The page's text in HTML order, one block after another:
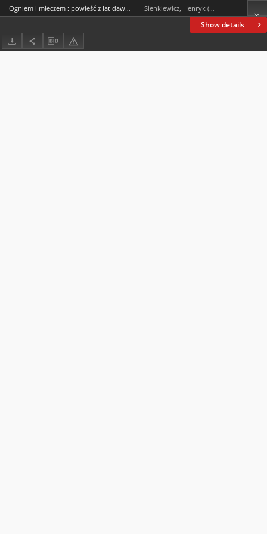
Show details
Ogniem i mieczem : powieść z lat dawnych. T. 1 Sienkiewicz, Henryk (1846-1916)